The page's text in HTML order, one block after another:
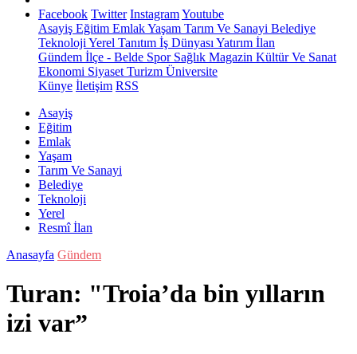
Facebook Twitter InstagramYoutube
Asayiş Eğitim EmlakYaşam Tarım Ve Sanayi Belediye
Teknoloji Yerel Tanıtım İş Dünyası Yatırım İlan
Gündem İlçe - Belde SporSağlık Magazin Kültür Ve Sanat
Ekonomi Siyaset Turizm Üniversite
Künye İletişim RSS
Asayiş
Eğitim
Emlak
Yaşam
Tarım Ve Sanayi
Belediye
Teknoloji
Yerel
Resmî İlan
Anasayfa Gündem
Turan: "Troia’da bin yılların
izi var”